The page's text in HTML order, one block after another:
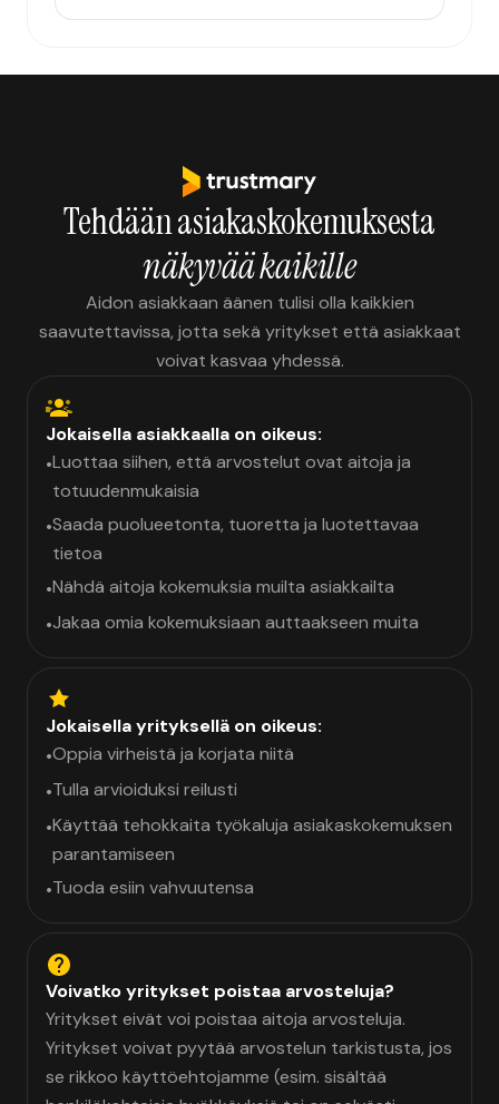
Tehdään asiakaskokemuksesta
näkyvää kaikille
Aidon asiakkaan äänen tulisi olla kaikkien
saavutettavissa, jotta sekä yritykset että asiakkaat
voivat kasvaa yhdessä.
Jokaisella asiakkaalla on oikeus:
•Luottaa siihen, että arvostelut ovat aitoja ja
totuudenmukaisia
•Saada puolueetonta, tuoretta ja luotettavaa
tietoa
•Nähdä aitoja kokemuksia muilta asiakkailta
•Jakaa omia kokemuksiaan auttaakseen muita
Jokaisella yrityksellä on oikeus:
•Oppia virheistä ja korjata niitä
•Tulla arvioiduksi reilusti
•Käyttää tehokkaita työkaluja asiakaskokemuksen
parantamiseen
•Tuoda esiin vahvuutensa
Voivatko yritykset poistaa arvosteluja?
Yritykset eivät voi poistaa aitoja arvosteluja.
Yritykset voivat pyytää arvostelun tarkistusta, jos
se rikkoo käyttöehtojamme (esim. sisältää